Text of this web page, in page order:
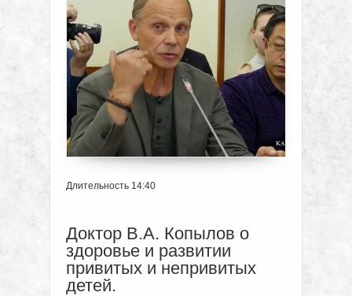
Длительность 14:40
Доктор В.А. Копылов о
здоровье и развитии
привитых и непривитых
детей.